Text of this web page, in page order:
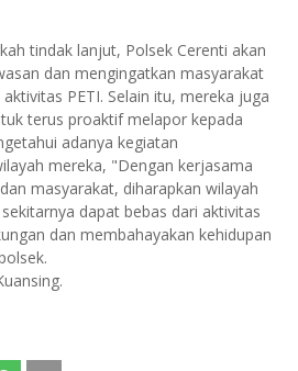
tindak lanjut, Polsek Cerenti akan
dan mengingatkan masyarakat
PETI. Selain itu, mereka juga
terus proaktif melapor kepada
adanya kegiatan
mereka, "Dengan kerjasama
masyarakat, diharapkan wilayah
dapat bebas dari aktivitas
dan membahayakan kehidupan